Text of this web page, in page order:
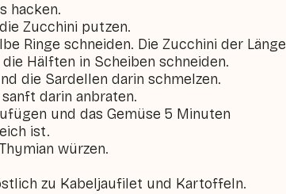
hacken.
Zucchini putzen.
Ringe schneiden. Die Zucchini der Länge
Hälften in Scheiben schneiden.
die Sardellen darin schmelzen.
darin anbraten.
und das Gemüse 5 Minuten
ist.
würzen.
zu Kabeljaufilet und Kartoffeln.